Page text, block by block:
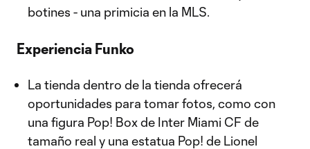
botines - una primicia en la MLS.
Experiencia Funko
La tienda dentro de la tienda ofrecerá
oportunidades para tomar fotos, como con
una figura Pop! Box de Inter Miami CF de
tamaño real y una estatua Pop! de Lionel